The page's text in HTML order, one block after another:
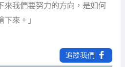
來我們要努力的方向，是如何
來。」